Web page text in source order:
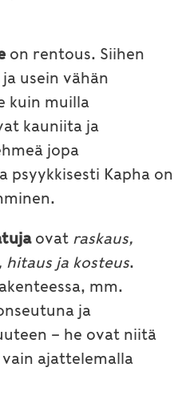
on rentous. Siihen
usein vähän
kuin muilla
kauniita ja
jopa
psyykkisesti Kapha on
ovat raskaus,
hitaus ja kosteus.
mm.
ja
– he ovat niitä
ajattelemalla